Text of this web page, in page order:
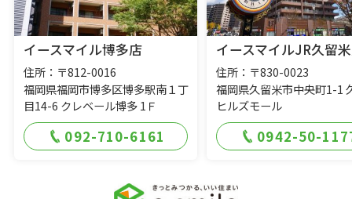
イースマイル博多店
住所：〒812-0016
福岡県福岡市博多区博多駅南１丁
目14-6 クレベール博多 1Ｆ
092-710-6161
イースマイルJR久留
住所：〒830-0023
福岡県久留米市中央町1-1
ヒルズモール
0942-50-